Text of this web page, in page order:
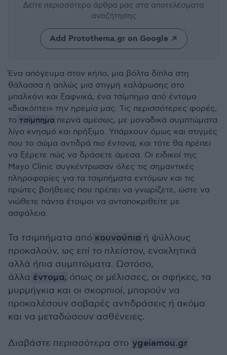
Δείτε περισσότερα άρθρα μας στα αποτελέσματα
αναζήτησης
Add Protothema.gr on Google
Ένα απόγευμα στον κήπο, μια βόλτα δίπλα στη
θάλασσα ή απλώς μια στιγμή χαλάρωσης στο
μπαλκόνι και ξαφνικά, ένα τσίμπημα από έντομο
«διακόπτει» την ηρεμία μας. Τις περισσότερες φορές,
το τσίμπημα περνά αμέσως, με μοναδικά συμπτώματα
λίγο κνησμό και πρήξιμο. Υπάρχουν όμως και στιγμές
που το σώμα αντιδρά πιο έντονα, και τότε θα πρέπει
να ξέρετε πώς να δράσετε άμεσα. Οι ειδικοί της
Mayo Clinic συγκέντρωσαν όλες τις σημαντικές
πληροφορίες για τα τσιμπήματα εντόμων και τις
πρώτες βοήθειες που πρέπει να γνωρίζετε, ώστε να
νιώθετε πάντα έτοιμοι να ανταποκριθείτε με
ασφάλεια.
Τα τσιμπήματα από κουνούπια ή ψύλλους
προκαλούν, ως επί το πλείστον, ενοχλητικά
αλλά ήπια συμπτώματα. Ωστόσο,
άλλα έντομα, όπως οι μέλισσες, οι σφήκες, τα
μυρμήγκια και οι σκορπιοί, μπορούν να
προκαλέσουν σοβαρές αντιδράσεις ή ακόμα
και να μεταδώσουν ασθένειες.
Διαβάστε περισσότερα στο ygeiamou.gr